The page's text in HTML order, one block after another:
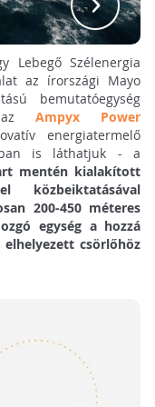
Lebegő Szélenergia
az írországi Mayo
bemutatóegység
azAmpyx Power
energiatermelő
is láthatjuk - a
mentén kialakított
közbeiktatásával
200-450 méteres
egység a hozzá
csörlőhöz